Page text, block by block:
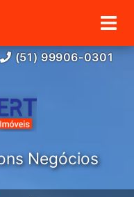
(51) 99906-0301
Negócios